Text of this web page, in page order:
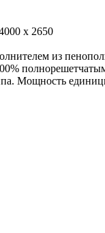
х 2650
из
Мощность